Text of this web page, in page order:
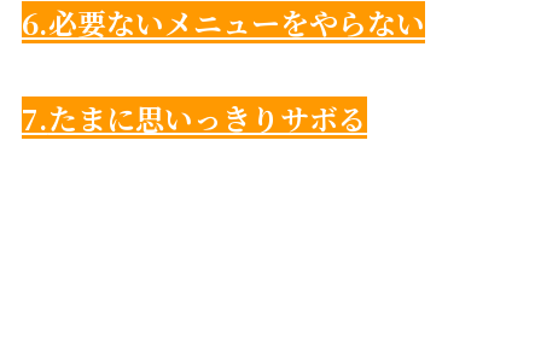
6.必要ないメニューをやらない
7.たまに思いっきりサボる